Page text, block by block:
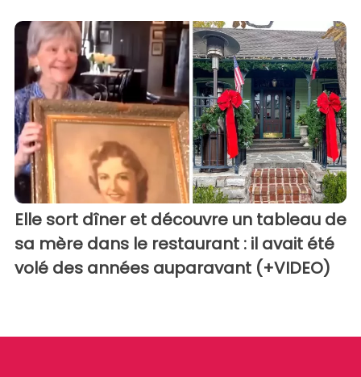
Elle sort dîner et découvre un tableau de
sa mère dans le restaurant : il avait été
volé des années auparavant (+VIDEO)